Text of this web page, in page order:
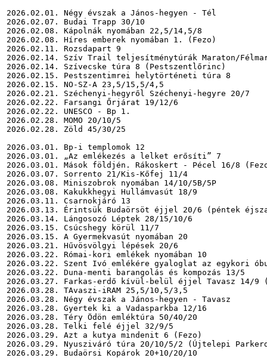
2026.02.01. Négy évszak a János-hegyen - Tél
2026.02.07. Budai Trapp 30/10
2026.02.08. Kápolnák nyomában 22,5/14,5/8
2026.02.08. Híres emberek nyomában 1. (Fezo)
2026.02.11. Rozsdapart 9
2026.02.14. Szív Trail teljesítménytúrák Maraton/
2026.02.14. Szívecske túra 8 (Pestszentlőrinc)
2026.02.15. Pestszentimrei helytörténeti túra 8
2026.02.15. NO-SZ-A 23,5/15,5/4,5
2026.02.21. Széchenyi-hegyről Széchenyi-hegyre 20/7
2026.02.22. Farsangi Őrjárat 19/12/6
2026.02.22. UNESCO - Bp 1.
2026.02.28. MOMO 20/10/5
2026.02.28. Zöld 45/30/25
2026.03.01. Bp-i templomok 12
2026.03.01. „Az emlékezés a lelket erősíti” 7
2026.03.01. Mások földjén. Rákoskert - Pécel 16/8
2026.03.07. Sorrento 21/Kis-Kőfej 11/4
2026.03.08. Miniszobrok nyomában 14/10/5B/5P
2026.03.08. Kakukkhegyi Hullámvasút 18/9
2026.03.11. Csarnokjáró 13
2026.03.13. Érintsük Budaörsöt éjjel 20/6 (péntek
2026.03.14. Lángosozó Léptek 28/15/10/6
2026.03.15. Csúcshegy körül 11/7
2026.03.15. A Gyermekvasút nyomában 20
2026.03.21. Hűvösvölgyi lépések 20/6
2026.03.22. Római-kori emlékek nyomában 10
2026.03.22. Szent Ivó emlékére gyaloglat az egykori
2026.03.22. Duna-menti barangolás és kompozás 13/5
2026.03.27. Farkas-erdő kívül-belül éjjel Tavasz 14/9
2026.03.28. TAvaszi-iRAM 25,5/10,5/3,5
2026.03.28. Négy évszak a János-hegyen - Tavasz
2026.03.28. Gyertek ki a Vadasparkba 12/16
2026.03.28. Téry Ödön emléktúra 50/40/20
2026.03.28. Telki felé éjjel 32/9/5
2026.03.29. Azt a kutya mindenit 6 (Fezo)
2026.03.29. Nyusziváró túra 20/10/5/2 (Újtelepi
2026.03.29. Budaörsi Kopárok 20+10/20/10